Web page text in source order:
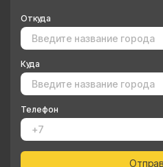
Откуда
Куда
Телефон